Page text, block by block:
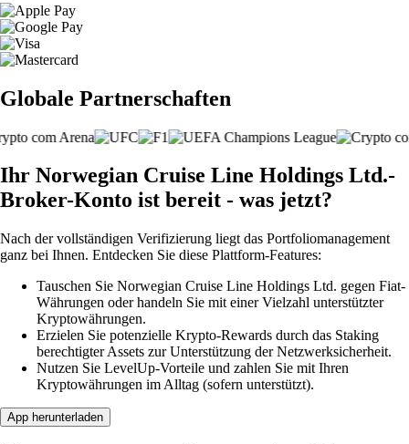
Globale Partnerschaften
Ihr Norwegian Cruise Line Holdings Ltd.-
Broker-Konto ist bereit - was jetzt?
Nach der vollständigen Verifizierung liegt das Portfoliomanagement
ganz bei Ihnen. Entdecken Sie diese Plattform-Features:
Tauschen Sie Norwegian Cruise Line Holdings Ltd. gegen Fiat-
Währungen oder handeln Sie mit einer Vielzahl unterstützter
Kryptowährungen.
Erzielen Sie potenzielle Krypto-Rewards durch das Staking
berechtigter Assets zur Unterstützung der Netzwerksicherheit.
Nutzen Sie LevelUp-Vorteile und zahlen Sie mit Ihren
Kryptowährungen im Alltag (sofern unterstützt).
App herunterladen